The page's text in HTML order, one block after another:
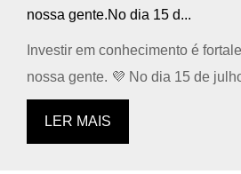
nossa gente.No dia 15 d...
Investir em conhecimento é
nossa gente. 💜 No dia 15 de
LER MAIS